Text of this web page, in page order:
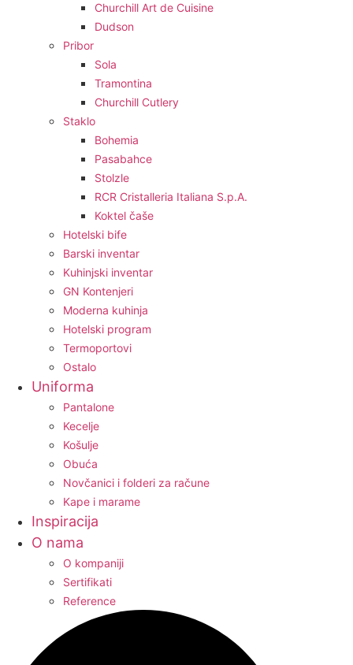
Churchill Art de Cuisine
Dudson
Pribor
Sola
Tramontina
Churchill Cutlery
Staklo
Bohemia
Pasabahce
Stolzle
RCR Cristalleria Italiana S.p.A.
Koktel čaše
Hotelski bife
Barski inventar
Kuhinjski inventar
GN Kontenjeri
Moderna kuhinja
Hotelski program
Termoportovi
Ostalo
Uniforma
Pantalone
Kecelje
Košulje
Obuća
Novčanici i folderi za račune
Kape i marame
Inspiracija
O nama
O kompaniji
Sertifikati
Reference